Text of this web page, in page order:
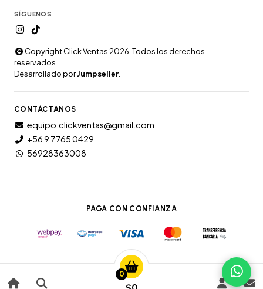
0
SÍGUENOS
Copyright Click Ventas 2026. Todos los derechos
reservados.
Desarrollado porJumpseller
CONTÁCTANOS
equipo.clickventas@gmail.com
+56 9 7765 0429
56928363008
PAGA CON CONFIANZA